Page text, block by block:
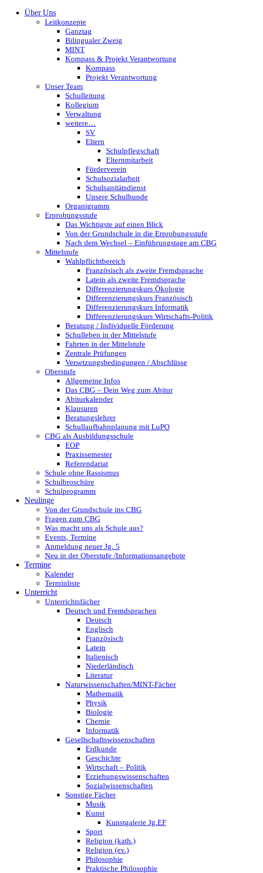
Über Uns
Leitkonzepte
Ganztag
Bilingualer Zweig
MINT
Kompass & Projekt Verantwortung
Kompass
Projekt Verantwortung
Unser Team
Schulleitung
Kollegium
Verwaltung
weitere…
SV
Eltern
Schulpflegschaft
Elternmitarbeit
Förderverein
Schulsozialarbeit
Schulsanitätsdienst
Unsere Schulhunde
Organigramm
Erprobungsstufe
Das Wichtigste auf einen Blick
Von der Grundschule in die Erprobungsstufe
Nach dem Wechsel – Einführungstage am CBG
Mittelstufe
Wahlpflichtbereich
Französisch als zweite Fremdsprache
Latein als zweite Fremdsprache
Differenzierungskurs Ökologie
Differenzierungskurs Französisch
Differenzierungskurs Informatik
Differenzierungskurs Wirtschafts-Politik
Beratung / Individuelle Förderung
Schulleben in der Mittelstufe
Fahrten in der Mittelstufe
Zentrale Prüfungen
Versetzungsbedingungen / Abschlüsse
Oberstufe
Allgemeine Infos
Das CBG – Dein Weg zum Abitur
Abiturkalender
Klausuren
Beratungslehrer
Schullaufbahnplanung mit LuPO
CBG als Ausbildungsschule
EOP
Praxissemester
Referendariat
Schule ohne Rassismus
Schulbroschüre
Schulprogramm
Neulinge
Von der Grundschule ins CBG
Fragen zum CBG
Was macht uns als Schule aus?
Events, Termine
Anmeldung neuer Jg. 5
Neu in der Oberstufe /Informationsangebote
Termine
Kalender
Terminliste
Unterricht
Unterrichtsfächer
Deutsch und Fremdsprachen
Deutsch
Englisch
Französisch
Latein
Italienisch
Niederländisch
Literatur
Naturwissenschaften/MINT-Fächer
Mathematik
Physik
Biologie
Chemie
Informatik
Gesellschaftswissenschaften
Erdkunde
Geschichte
Wirtschaft – Politik
Erziehungswissenschaften
Sozialwissenschaften
Sonstige Fächer
Musik
Kunst
Kunstgalerie Jg.EF
Sport
Religion (kath.)
Religion (ev.)
Philosophie
Praktische Philosophie